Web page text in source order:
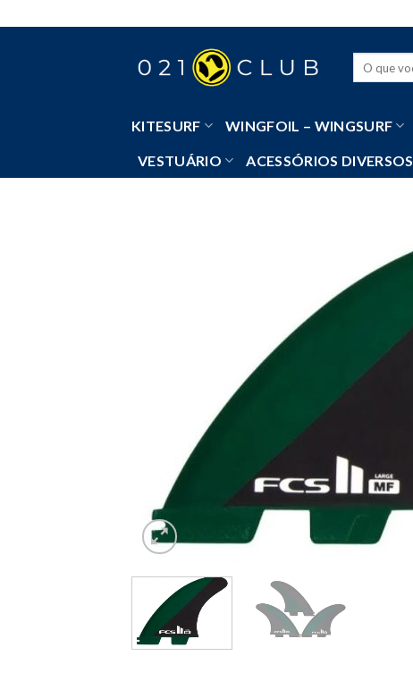
to
KITESURF WINGFOIL – WINGSURF
VESTUÁRIO ACESSÓRIOS DIVERSOS